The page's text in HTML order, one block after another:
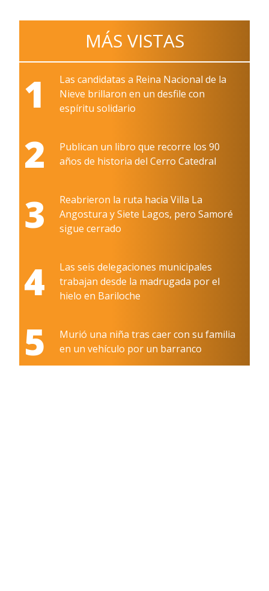
MÁS VISTAS
1
Las candidatas a Reina Nacional de la
Nieve brillaron en un desfile con
espíritu solidario
2
Publican un libro que recorre los 90
años de historia del Cerro Catedral
3
Reabrieron la ruta hacia Villa La
Angostura y Siete Lagos, pero Samoré
sigue cerrado
4
Las seis delegaciones municipales
trabajan desde la madrugada por el
hielo en Bariloche
5
Murió una niña tras caer con su familia
en un vehículo por un barranco